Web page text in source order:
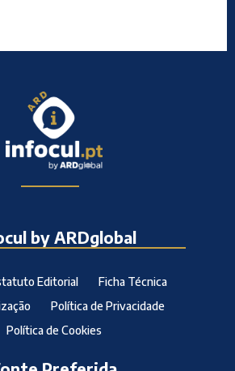
by ARDglobal
Editorial
Ficha Técnica
Política de Privacidade
Política de Cookies